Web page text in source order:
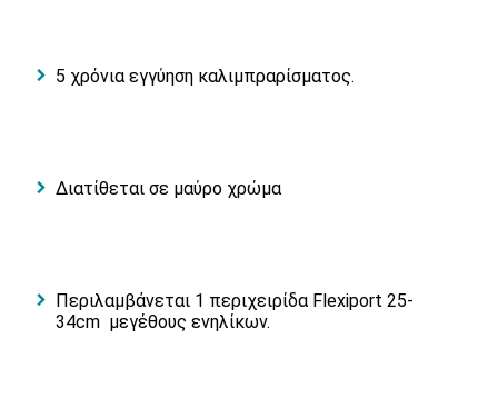
5 χρόνια εγγύηση καλιμπραρίσματος.
Διατίθεται σε μαύρο χρώμα
Περιλαμβάνεται 1 περιχειρίδα Flexiport 25-
34cm μεγέθους ενηλίκων.